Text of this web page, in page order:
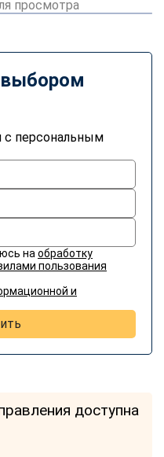
просмотра
с персональным
на обработку
пользования
и
доступна